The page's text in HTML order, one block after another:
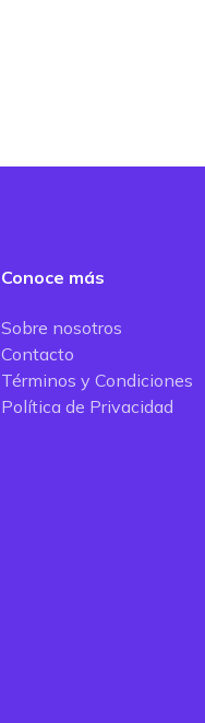
Conoce más
Sobre nosotros
Contacto
Términos y Condiciones
Política de Privacidad